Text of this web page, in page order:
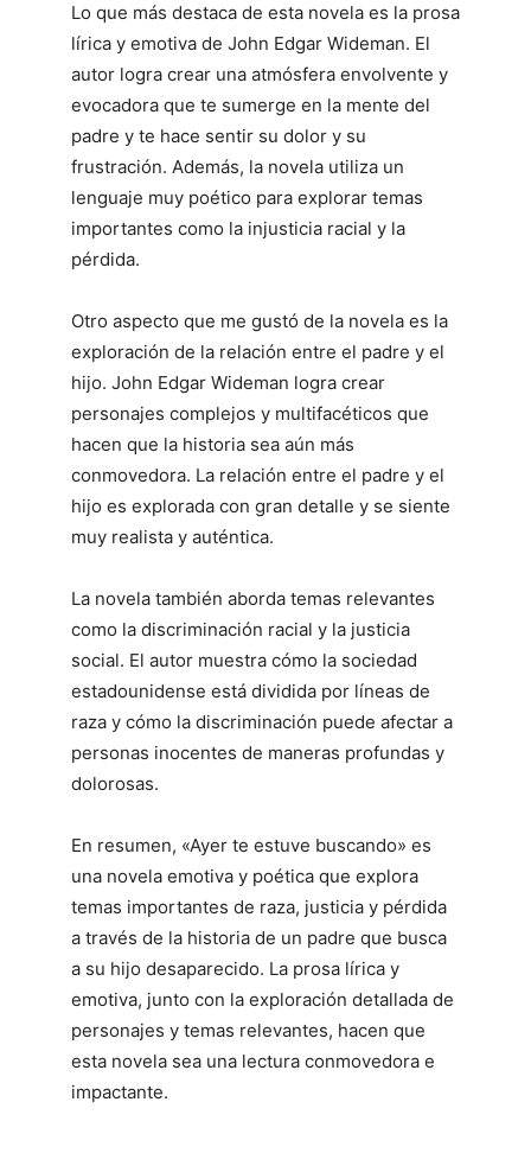
Lo que más destaca de esta novela es la prosa
lírica y emotiva de John Edgar Wideman. El
autor logra crear una atmósfera envolvente y
evocadora que te sumerge en la mente del
padre y te hace sentir su dolor y su
frustración. Además, la novela utiliza un
lenguaje muy poético para explorar temas
importantes como la injusticia racial y la
pérdida.
Otro aspecto que me gustó de la novela es la
exploración de la relación entre el padre y el
hijo. John Edgar Wideman logra crear
personajes complejos y multifacéticos que
hacen que la historia sea aún más
conmovedora. La relación entre el padre y el
hijo es explorada con gran detalle y se siente
muy realista y auténtica.
La novela también aborda temas relevantes
como la discriminación racial y la justicia
social. El autor muestra cómo la sociedad
estadounidense está dividida por líneas de
raza y cómo la discriminación puede afectar a
personas inocentes de maneras profundas y
dolorosas.
En resumen, «Ayer te estuve buscando» es
una novela emotiva y poética que explora
temas importantes de raza, justicia y pérdida
a través de la historia de un padre que busca
a su hijo desaparecido. La prosa lírica y
emotiva, junto con la exploración detallada de
personajes y temas relevantes, hacen que
esta novela sea una lectura conmovedora e
impactante.